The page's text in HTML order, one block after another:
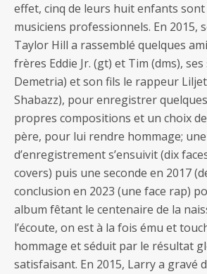
effet, cinq de leurs huit enfants sont
musiciens professionnels. En 2015,
Taylor Hill a rassemblé quelques
frères Eddie Jr. (gt) et Tim (dms),
Demetria) et son fils le rappeur
Shabazz), pour enregistrer
propres compositions et un choix
père, pour lui rendre hommage;
d’enregistrement s’ensuivit (dix
covers) puis une seconde en 2017
conclusion en 2023 (une face rap)
album fêtant le centenaire de la
l’écoute, on est à la fois ému et
hommage et séduit par le résultat
satisfaisant. En 2015, Larry a gravé